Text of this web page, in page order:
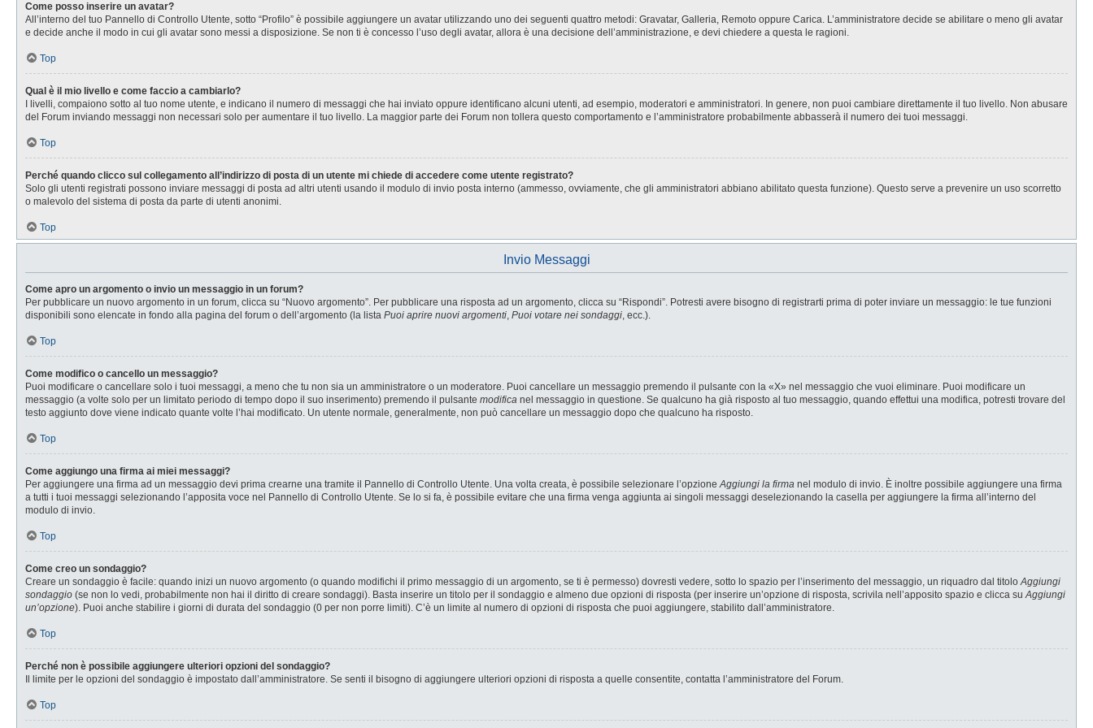
Come posso inserire un avatar?
All’interno del tuo Pannello di Controllo Utente, sotto “Profilo” è possibile aggiungere un avatar utilizzando uno dei seguenti quattro metodi: Gravatar, Galleria, Remoto oppure Carica. L’amministratore decide se abilitare o meno gli avatar
e decide anche il modo in cui gli avatar sono messi a disposizione. Se non ti è concesso l’uso degli avatar, allora è una decisione dell’amministrazione, e devi chiedere a questa le ragioni.
Top
Qual è il mio livello e come faccio a cambiarlo?
I livelli, compaiono sotto al tuo nome utente, e indicano il numero di messaggi che hai inviato oppure identificano alcuni utenti, ad esempio, moderatori e amministratori. In genere, non puoi cambiare direttamente il tuo livello. Non abusare
del Forum inviando messaggi non necessari solo per aumentare il tuo livello. La maggior parte dei Forum non tollera questo comportamento e l’amministratore probabilmente abbasserà il numero dei tuoi messaggi.
Top
Perché quando clicco sul collegamento all’indirizzo di posta di un utente mi chiede di accedere come utente registrato?
Solo gli utenti registrati possono inviare messaggi di posta ad altri utenti usando il modulo di invio posta interno (ammesso, ovviamente, che gli amministratori abbiano abilitato questa funzione). Questo serve a prevenire un uso scorretto
o malevolo del sistema di posta da parte di utenti anonimi.
Top
Invio Messaggi
Come apro un argomento o invio un messaggio in un forum?
Per pubblicare un nuovo argomento in un forum, clicca su “Nuovo argomento”. Per pubblicare una risposta ad un argomento, clicca su “Rispondi”. Potresti avere bisogno di registrarti prima di poter inviare un messaggio: le tue funzioni
disponibili sono elencate in fondo alla pagina del forum o dell’argomento (la lista Puoi aprire nuovi argomenti, Puoi votare nei sondaggi, ecc.).
Top
Come modifico o cancello un messaggio?
Puoi modificare o cancellare solo i tuoi messaggi, a meno che tu non sia un amministratore o un moderatore. Puoi cancellare un messaggio premendo il pulsante con la «X» nel messaggio che vuoi eliminare. Puoi modificare un
messaggio (a volte solo per un limitato periodo di tempo dopo il suo inserimento) premendo il pulsante modifica nel messaggio in questione. Se qualcuno ha già risposto al tuo messaggio, quando effettui una modifica, potresti trovare del
testo aggiunto dove viene indicato quante volte l’hai modificato. Un utente normale, generalmente, non può cancellare un messaggio dopo che qualcuno ha risposto.
Top
Come aggiungo una firma ai miei messaggi?
Per aggiungere una firma ad un messaggio devi prima crearne una tramite il Pannello di Controllo Utente. Una volta creata, è possibile selezionare l’opzioneAggiungi la firma nel modulo di invio. È inoltre possibile aggiungere una firma
a tutti i tuoi messaggi selezionando l’apposita voce nel Pannello di Controllo Utente. Se lo si fa, è possibile evitare che una firma venga aggiunta ai singoli messaggi deselezionando la casella per aggiungere la firma all’interno del
modulo di invio.
Top
Come creo un sondaggio?
Creare un sondaggio è facile: quando inizi un nuovo argomento (o quando modifichi il primo messaggio di un argomento, se ti è permesso) dovresti vedere, sotto lo spazio per l’inserimento del messaggio, un riquadro dal titoloAggiungi
sondaggio (se non lo vedi, probabilmente non hai il diritto di creare sondaggi). Basta inserire un titolo per il sondaggio e almeno due opzioni di risposta (per inserire un’opzione di risposta, scrivila nell’apposito spazio e clicca suAggiungi
un’opzione). Puoi anche stabilire i giorni di durata del sondaggio (0 per non porre limiti). C’è un limite al numero di opzioni di risposta che puoi aggiungere, stabilito dall’amministratore.
Top
Perché non è possibile aggiungere ulteriori opzioni del sondaggio?
Il limite per le opzioni del sondaggio è impostato dall’amministratore. Se senti il bisogno di aggiungere ulteriori opzioni di risposta a quelle consentite, contatta l’amministratore del Forum.
Top